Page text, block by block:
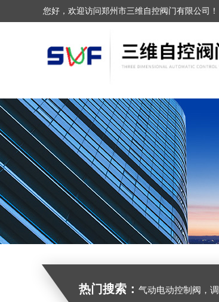
您好，欢迎访问郑州市三维自控阀门有限公司！
热门搜索： 气动电动控制阀，调节阀，闸阀，